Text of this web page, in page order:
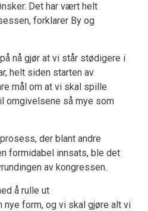
Det har vært helt
forklarer By og
nå gjør at vi står stødigere i
helt siden starten av
mål om at vi skal spille
omgivelsene så mye som
der blant andre
formidabel innsats, ble det
av kongressen.
å rulle ut
form, og vi skal gjøre alt vi